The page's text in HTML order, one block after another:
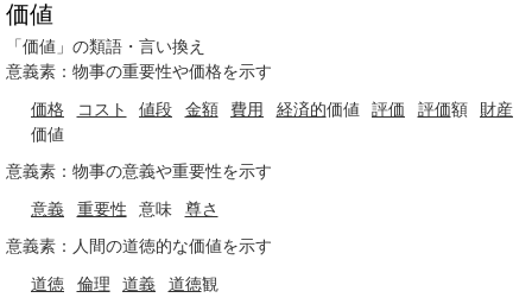
価値
「価値」の類語・言い換え
意義素：物事の重要性や価格を示す
価格
コスト 値段 金額 費用 経済的価値 評価 評価額
財産
価値
意義素：物事の意義や重要性を示す
意義
重要性 意味
尊さ
意義素：人間の道徳的な価値を示す
道徳
倫理 道義 道徳観